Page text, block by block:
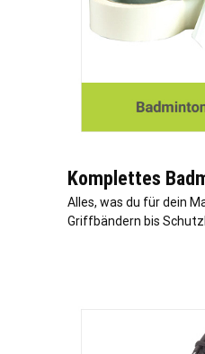
Komplettes
Alles, was du für dein
Griffbändern bis